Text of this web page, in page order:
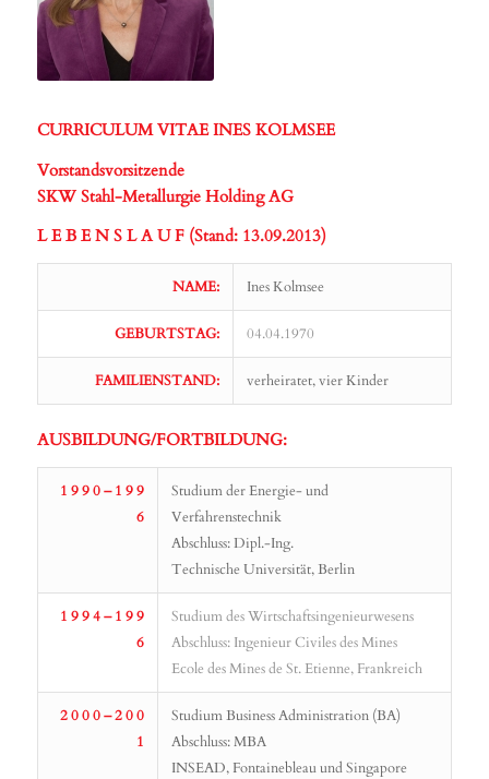
CURRICULUM VITAE INES KOLMSEE
Vorstandsvorsitzende
SKW Stahl-Metallurgie Holding AG
L E B E N S L A U F (Stand: 13.09.2013)
NAME: Ines Kolmsee
GEBURTSTAG: 04.04.1970
FAMILIENSTAND: verheiratet, vier Kinder
AUSBILDUNG/FORTBILDUNG:
1 9 9 0 – 1 9 9
6
Studium der Energie- und
Verfahrenstechnik
Abschluss: Dipl.-Ing.
Technische Universität, Berlin
1 9 9 4 – 1 9 9
6
Studium des Wirtschaftsingenieurwesens
Abschluss: Ingenieur Civiles des Mines
Ecole des Mines de St. Etienne, Frankreich
2 0 0 0 – 2 0 0
1
Studium Business Administration (BA)
Abschluss: MBA
INSEAD, Fontainebleau und Singapore